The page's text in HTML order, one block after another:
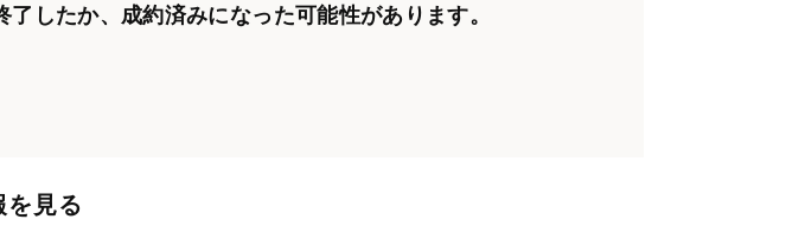
したか、 成約済みになった可能性があります。
見る